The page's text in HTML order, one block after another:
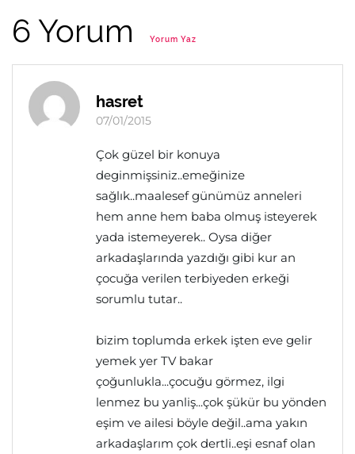
6 Yorum Yorum Yaz
hasret
07/01/2015
Çok güzel bir konuya
deginmişsiniz..emeğinize
sağlık..maalesef günümüz anneleri
hem anne hem baba olmuş isteyerek
yada istemeyerek.. Oysa diğer
arkadaşlarında yazdığı gibi kur an
çocuğa verilen terbiyeden erkeği
sorumlu tutar..
bizim toplumda erkek işten eve gelir
yemek yer TV bakar
çoğunlukla...çocuğu görmez, ilgi
lenmez bu yanliş...çok şükür bu yönden
eşim ve ailesi böyle değil..ama yakın
arkadaşlarım çok dertli..eşi esnaf olan